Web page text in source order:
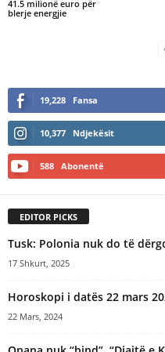
41.5 milionë euro për
blerje energjie
19,228 Fansa
10,377 Ndjekësit
588 Abonentë
EDITOR PICKS
Tusk: Polonia nuk do të
17 Shkurt, 2025
Horoskopi i datës 22 mars
22 Mars, 2024